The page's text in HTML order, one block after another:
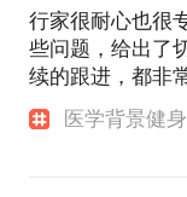
行家很耐心也很
些问题，给出了
续的跟进，都非
医学背景健